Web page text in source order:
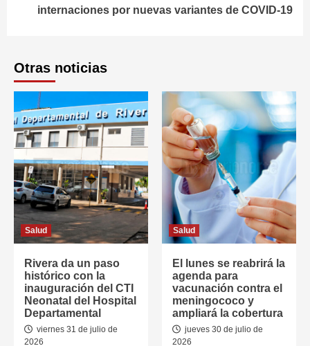
internaciones por nuevas variantes de COVID-19
Otras noticias
Salud
Rivera da un paso
histórico con la
inauguración del CTI
Neonatal del Hospital
Departamental
viernes 31 de julio de
2026
Salud
El lunes se reabrirá la
agenda para
vacunación contra el
meningococo y
ampliará la cobertura
jueves 30 de julio de
2026